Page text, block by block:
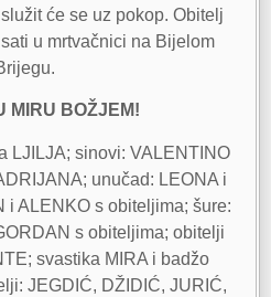
će se uz pokop. Obitelj
u mrtvačnici na Bijelom
MIRU BOŽJEM!
LJILJA; sinovi: VALENTINO
unučad: LEONA i
i ALENKO s obiteljima; šure:
s obiteljima; obitelji
svastika MIRA i badžo
JEGDIĆ, DŽIDIĆ, JURIĆ,